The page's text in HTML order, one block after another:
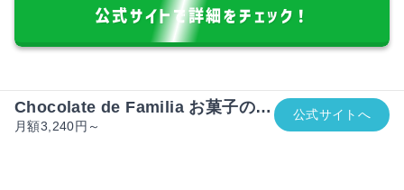
公式サイトで詳細をチェック！
Chocolate de Familia お菓子の…
月額3,240円～
公式サイトへ